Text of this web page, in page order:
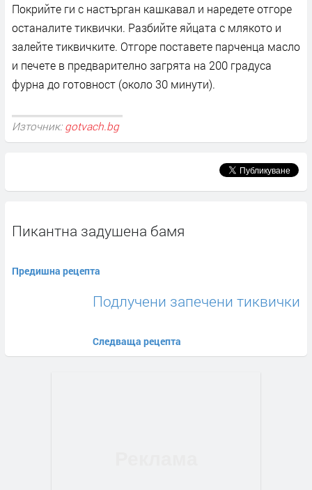
Покрийте ги с настърган кашкавал и наредете отгоре
останалите тиквички. Разбийте яйцата с млякото и
залейте тиквичките. Отгоре поставете парченца масло
и печете в предварително загрята на 200 градуса
фурна до готовност (около 30 минути).
Източник: gotvach.bg
Пикантна задушена бамя
Предишна рецепта
Подлучени запечени тиквички
Следваща рецепта